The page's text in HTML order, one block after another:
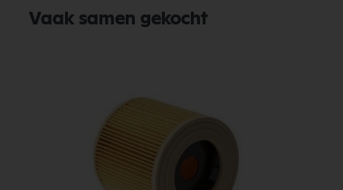
Vaak samen gekocht